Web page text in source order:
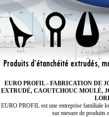
EURO PROFIL - FABRICATION DE
EXTRUDÉ, CAOUTCHOUC MOULÉ,
EURO PROFIL est une entreprise familiale
sur mesure de produits